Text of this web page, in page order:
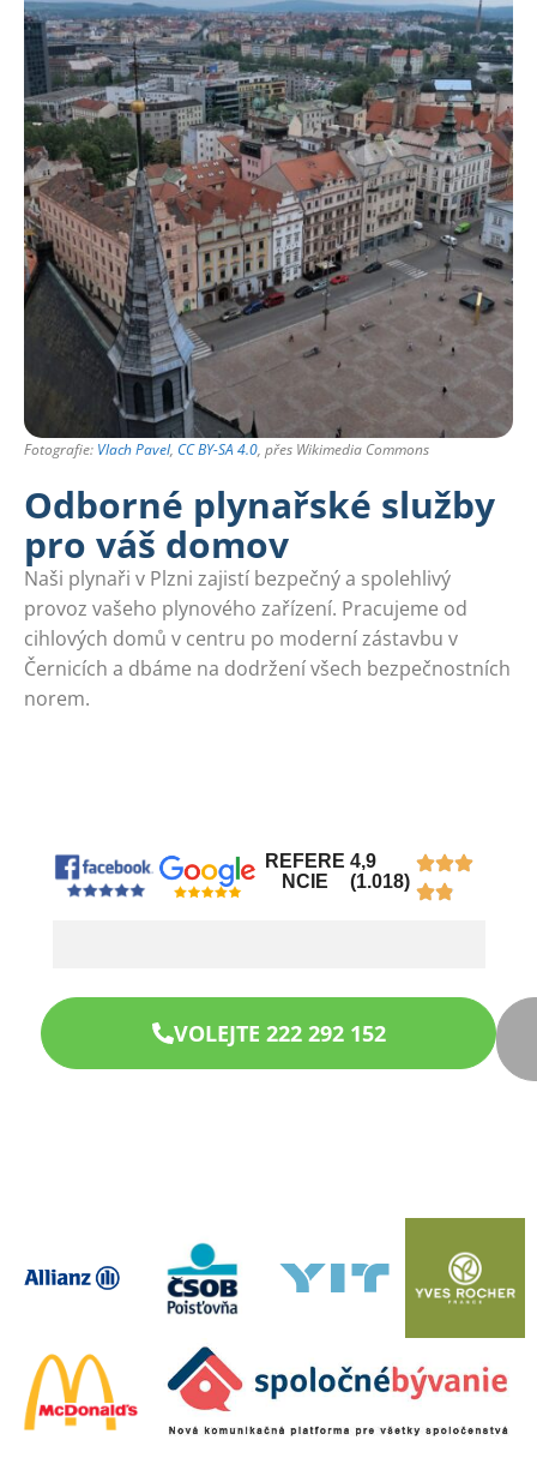
Fotografie: Vlach Pavel, CC BY-SA 4.0, přes Wikimedia Commons
Odborné plynařské služby
pro váš domov
Naši plynaři v Plzni zajistí bezpečný a spolehlivý
provoz vašeho plynového zařízení. Pracujeme od
cihlových domů v centru po moderní zástavbu v
Černicích a dbáme na dodržení všech bezpečnostních
norem.
REFERE
NCIE
4,9
(1.018)
VOLEJTE 222 292 152